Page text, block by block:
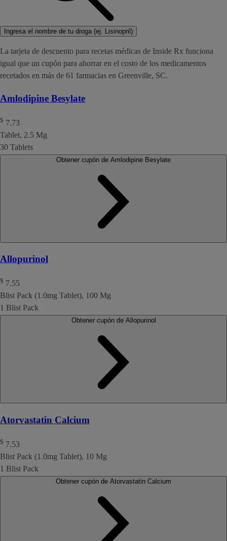
Ingresa el nombre de tu droga (ej. Lisinopril)
La tarjeta de descuento para recetas médicas de Inside Rx funciona
igual que un cupón para ahorrar en el costo de los medicamentos
recetados en más de 61 farmacias en Greenville, SC.
Amlodipine Besylate
$ 7.73
Tablet, 2.5 Mg
30 Tablets
Allopurinol
$ 7.55
Blist Pack (1.0mg Tablet), 100 Mg
1 Blist Pack
Atorvastatin Calcium
$ 7.53
Blist Pack (1.0mg Tablet), 10 Mg
1 Blist Pack